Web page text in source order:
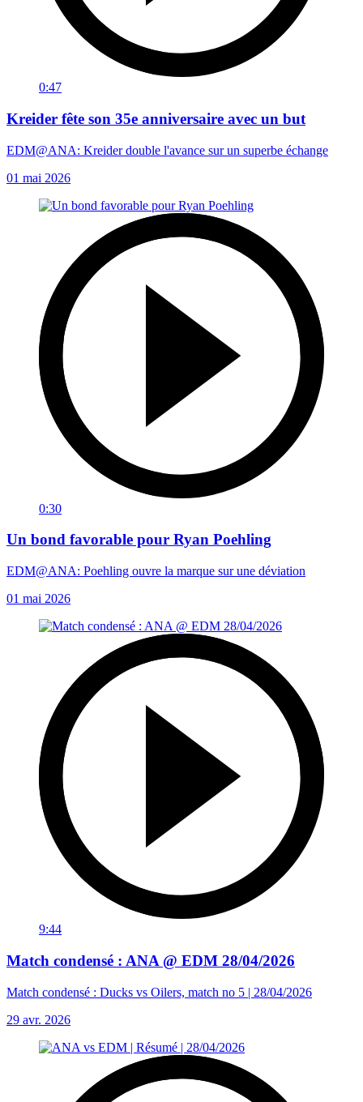
0:47
Kreider fête son 35e anniversaire avec un but
EDM@ANA: Kreider double l'avance sur un superbe échange
01 mai 2026
0:30
Un bond favorable pour Ryan Poehling
EDM@ANA: Poehling ouvre la marque sur une déviation
01 mai 2026
9:44
Match condensé : ANA @ EDM 28/04/2026
Match condensé : Ducks vs Oilers, match no 5 | 28/04/2026
29 avr. 2026